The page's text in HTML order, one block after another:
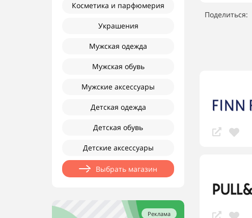
Косметика и парфюмерия
Украшения
Мужская одежда
Мужская обувь
Мужские аксессуары
Детская одежда
Детская обувь
Детские аксессуары
Выбрать магазин
Реклама
Поделиться: